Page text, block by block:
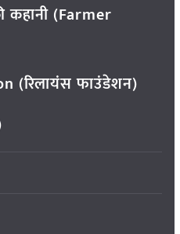
कहानी (Farmer
(रिलायंस फाउंडेशन)